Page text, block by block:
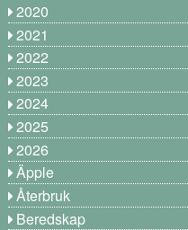
2020
2021
2022
2023
2024
2025
2026
Äpple
Återbruk
Beredskap